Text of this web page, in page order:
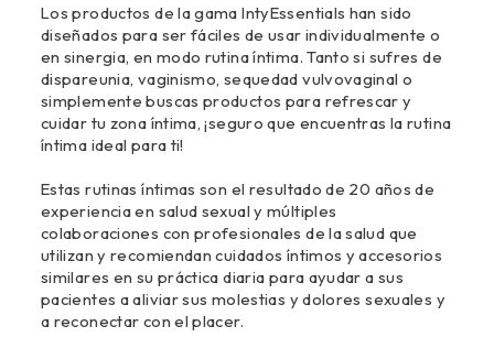
Los productos de la gama IntyEssentials han sido
diseñados para ser fáciles de usar individualmente o
en sinergia, en modo rutina íntima. Tanto si sufres de
dispareunia, vaginismo, sequedad vulvovaginal o
simplemente buscas productos para refrescar y
cuidar tu zona íntima, ¡seguro que encuentras la rutina
íntima ideal para ti!
Estas rutinas íntimas son el resultado de 20 años de
experiencia en salud sexual y múltiples
colaboraciones con profesionales de la salud que
utilizan y recomiendan cuidados íntimos y accesorios
similares en su práctica diaria para ayudar a sus
pacientes a aliviar sus molestias y dolores sexuales y
a reconectar con el placer.